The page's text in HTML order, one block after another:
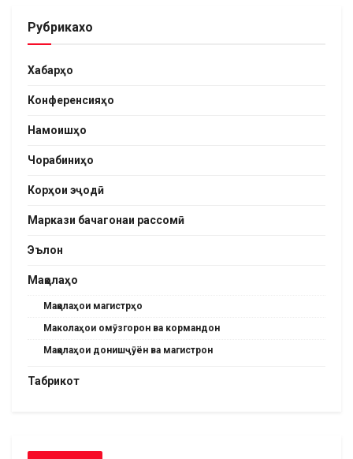
Рубрикахо
Хабарҳо
Конференсияҳо
Намоишҳо
Чорабиниҳо
Корҳои эҷодӣ
Маркази бачагонаи рассомӣ
Эълон
Мақолаҳо
Мақолаҳои магистрҳо
Маколаҳои омӯзгорон ва кормандон
Мақолаҳои донишҷӯён ва магистрон
Табрикот